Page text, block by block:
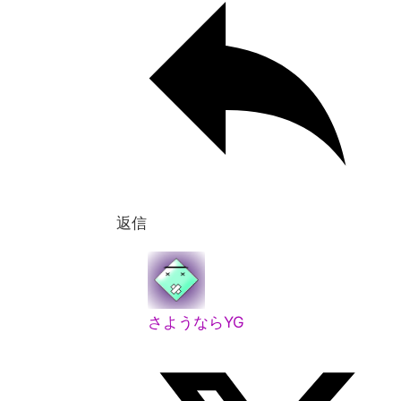
返信
さようならYG